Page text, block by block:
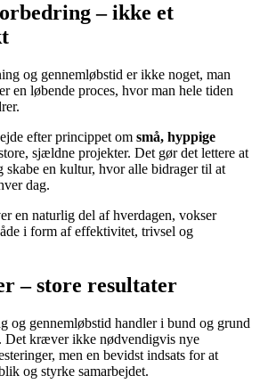
– ikke et
og gennemløbstid er ikke noget, man
en løbende proces, hvor man hele tiden
efter princippet om små, hyppige
sjældne projekter. Det gør det lettere at
skabe en kultur, hvor alle bidrager til at
dag.
en naturlig del af hverdagen, vokser
i form af effektivitet, trivsel og
– store resultater
og gennemløbstid handler i bund og grund
Det kræver ikke nødvendigvis nye
men en bevidst indsats for at
og styrke samarbejdet.